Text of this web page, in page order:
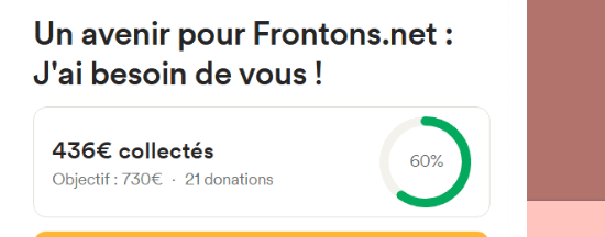
47100 Tordesillas, Valladolid Spain
Extrarradio Diseminados 29
#5279
Localisation|Photos|Commentaires et avis
du fronton